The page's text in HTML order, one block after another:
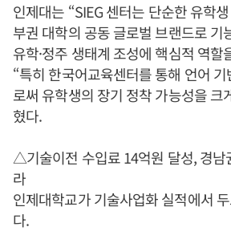
인제대는 “SIEG 센터는 단순한 유학
부권 대학의 공동 글로벌 브랜드로 기
유학·정주 생태계 조성에 핵심적 역할
“특히 한국어교육센터를 통해 언어
로써 유학생의 장기 정착 가능성을 크
혔다.
△기술이전 수입료 14억원 달성, 경남
라
인제대학교가 기술사업화 실적에서
다.